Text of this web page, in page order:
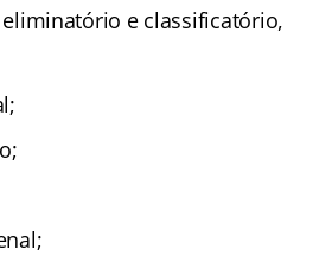
e classificatório,